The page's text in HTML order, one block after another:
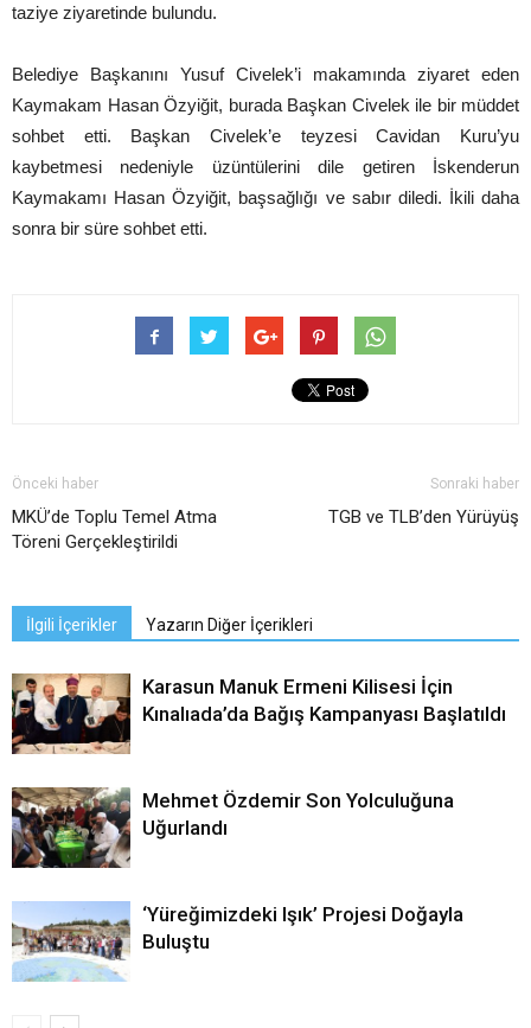
taziye ziyaretinde bulundu.
Belediye Başkanını Yusuf Civelek’i makamında ziyaret eden
Kaymakam Hasan Özyiğit, burada Başkan Civelek ile bir müddet
sohbet etti. Başkan Civelek’e teyzesi Cavidan Kuru’yu
kaybetmesi nedeniyle üzüntülerini dile getiren İskenderun
Kaymakamı Hasan Özyiğit, başsağlığı ve sabır diledi. İkili daha
sonra bir süre sohbet etti.
Önceki haber
MKÜ’de Toplu Temel Atma
Töreni Gerçekleştirildi
Sonraki haber
TGB ve TLB’den Yürüyüş
İlgili İçerikler Yazarın Diğer İçerikleri
Karasun Manuk Ermeni Kilisesi İçin
Kınalıada’da Bağış Kampanyası Başlatıldı
Mehmet Özdemir Son Yolculuğuna
Uğurlandı
‘Yüreğimizdeki Işık’ Projesi Doğayla
Buluştu